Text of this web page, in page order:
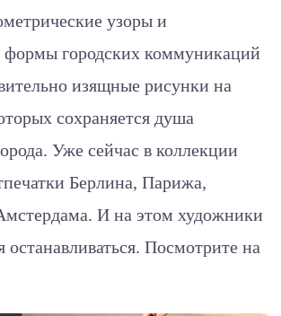
узоры и
формы городских коммуникаций
изящные рисунки на
сохраняется душа
Уже сейчас в коллекции
Берлина, Парижа,
И на этом художники
останавливаться. Посмотрите на